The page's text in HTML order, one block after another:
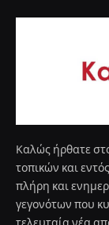
Καλώς ήρθατε
τοπικών και
πλήρη και
γεγονότων που